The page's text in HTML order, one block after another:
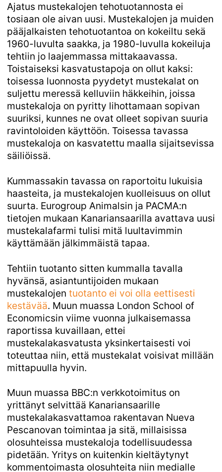
Ajatus mustekalojen tehotuotannosta ei
tosiaan ole aivan uusi. Mustekalojen ja muiden
pääjalkaisten tehotuotantoa on kokeiltu sekä
1960-luvulta saakka, ja 1980-luvulla kokeiluja
tehtiin jo laajemmassa mittakaavassa.
Toistaiseksi kasvatustapoja on ollut kaksi:
toisessa luonnosta pyydetyt mustekalat on
suljettu meressä kelluviin häkkeihin, joissa
mustekaloja on pyritty lihottamaan sopivan
suuriksi, kunnes ne ovat olleet sopivan suuria
ravintoloiden käyttöön. Toisessa tavassa
mustekaloja on kasvatettu maalla sijaitsevissa
säiliöissä.
Kummassakin tavassa on raportoitu lukuisia
haasteita, ja mustekalojen kuolleisuus on ollut
suurta. Eurogroup Animalsin ja PACMA:n
tietojen mukaan Kanariansaarilla avattava uusi
mustekalafarmi tulisi mitä luultavimmin
käyttämään jälkimmäistä tapaa.
Tehtiin tuotanto sitten kummalla tavalla
hyvänsä, asiantuntijoiden mukaan
mustekalojen tuotanto ei voi olla eettisesti
kestävää. Muun muassa London School of
Economicsin viime vuonna julkaisemassa
raportissa kuvaillaan, ettei
mustekalakasvatusta yksinkertaisesti voi
toteuttaa niin, että mustekalat voisivat millään
mittapuulla hyvin.
Muun muassa BBC:n verkkotoimitus on
yrittänyt selvittää Kanariansaarille
mustekalakasvattamoa rakentavan Nueva
Pescanovan toimintaa ja sitä, millaisissa
olosuhteissa mustekaloja todellisuudessa
pidetään. Yritys on kuitenkin kieltäytynyt
kommentoimasta olosuhteita niin medialle